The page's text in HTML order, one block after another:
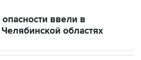
ввели в
областях